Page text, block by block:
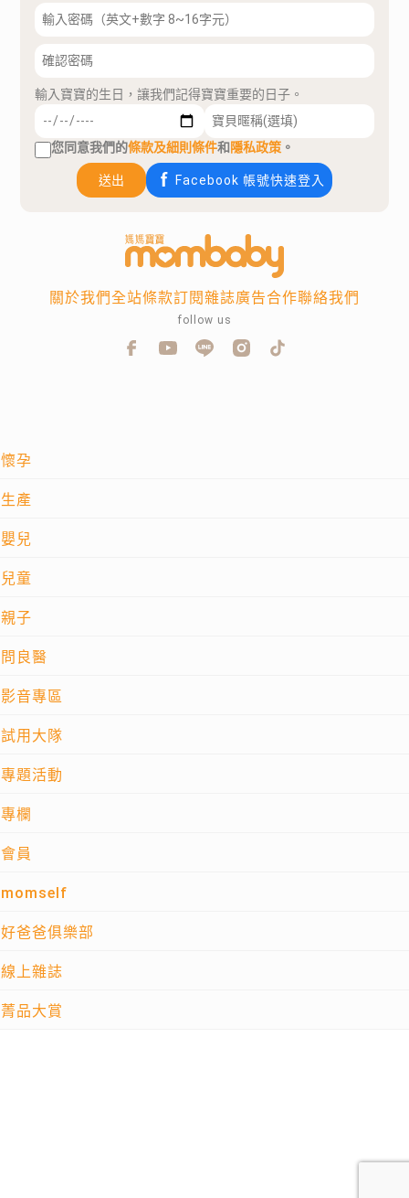
輸入寶寶的生日，讓我們記得寶寶重要的日子。
您同意我們的條款及細則條件和隱私政策 。
送出 Facebook 帳號快速登入
懷孕
生產
嬰兒
兒童
親子
問良醫
影音專區
試用大隊
專題活動
專欄
會員
momself
好爸爸俱樂部
線上雜誌
菁品大賞
關於我們全站條款訂閱雜誌廣告合作聯絡我們
follow us